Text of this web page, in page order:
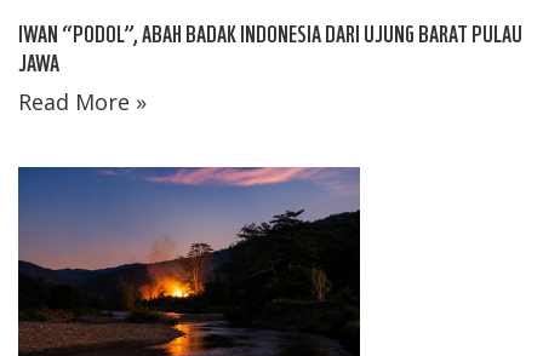
IWAN “PODOL”, ABAH BADAK INDONESIA DARI UJUNG BARAT PULAU
JAWA
Read More »